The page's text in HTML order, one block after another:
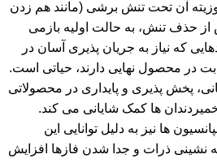
آن تحت تنش برشی (مانند هم زدن
از حذف تنش، به حالت اولیه بازمی
که نیاز به جریان پذیری آسان در
در محصول نهایی دارند، حیاتی است.
پخش پذیری و پایداری در محصولاتی
ها کمک شایانی می کند.
ها نیز به دلیل توانایی این
نشینی ذرات و جدا شدن فازها افزایش